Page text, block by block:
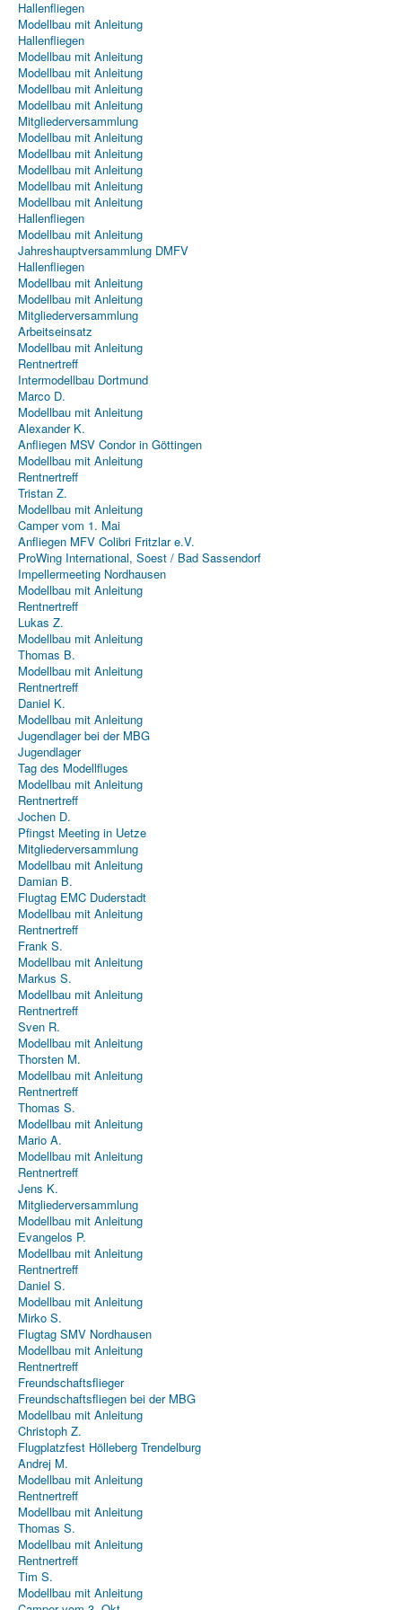
Hallenfliegen
Modellbau mit Anleitung
Hallenfliegen
Modellbau mit Anleitung
Modellbau mit Anleitung
Modellbau mit Anleitung
Modellbau mit Anleitung
Mitgliederversammlung
Modellbau mit Anleitung
Modellbau mit Anleitung
Modellbau mit Anleitung
Modellbau mit Anleitung
Modellbau mit Anleitung
Hallenfliegen
Modellbau mit Anleitung
Jahreshauptversammlung DMFV
Hallenfliegen
Modellbau mit Anleitung
Modellbau mit Anleitung
Mitgliederversammlung
Arbeitseinsatz
Modellbau mit Anleitung
Rentnertreff
Intermodellbau Dortmund
Marco D.
Modellbau mit Anleitung
Alexander K.
Anfliegen MSV Condor in Göttingen
Modellbau mit Anleitung
Rentnertreff
Tristan Z.
Modellbau mit Anleitung
Camper vom 1. Mai
Anfliegen MFV Colibri Fritzlar e.V.
ProWing International, Soest / Bad Sassendorf
Impellermeeting Nordhausen
Modellbau mit Anleitung
Rentnertreff
Lukas Z.
Modellbau mit Anleitung
Thomas B.
Modellbau mit Anleitung
Rentnertreff
Daniel K.
Modellbau mit Anleitung
Jugendlager bei der MBG
Jugendlager
Tag des Modellfluges
Modellbau mit Anleitung
Rentnertreff
Jochen D.
Pfingst Meeting in Uetze
Mitgliederversammlung
Modellbau mit Anleitung
Damian B.
Flugtag EMC Duderstadt
Modellbau mit Anleitung
Rentnertreff
Frank S.
Modellbau mit Anleitung
Markus S.
Modellbau mit Anleitung
Rentnertreff
Sven R.
Modellbau mit Anleitung
Thorsten M.
Modellbau mit Anleitung
Rentnertreff
Thomas S.
Modellbau mit Anleitung
Mario A.
Modellbau mit Anleitung
Rentnertreff
Jens K.
Mitgliederversammlung
Modellbau mit Anleitung
Evangelos P.
Modellbau mit Anleitung
Rentnertreff
Daniel S.
Modellbau mit Anleitung
Mirko S.
Flugtag SMV Nordhausen
Modellbau mit Anleitung
Rentnertreff
Freundschaftsflieger
Freundschaftsfliegen bei der MBG
Modellbau mit Anleitung
Christoph Z.
Flugplatzfest Hölleberg Trendelburg
Andrej M.
Modellbau mit Anleitung
Rentnertreff
Modellbau mit Anleitung
Thomas S.
Modellbau mit Anleitung
Rentnertreff
Tim S.
Modellbau mit Anleitung